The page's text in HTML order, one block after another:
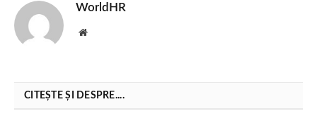
WorldHR
Website
CITEȘTE ȘI DESPRE....